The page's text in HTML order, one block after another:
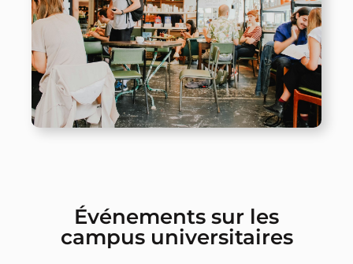
Événements sur les
campus universitaires